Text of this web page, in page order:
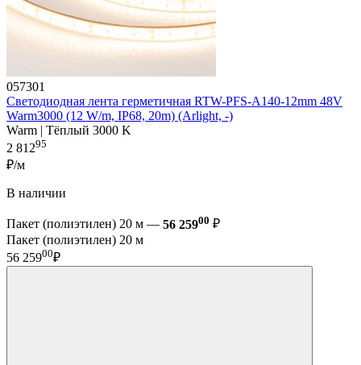
057301
Светодиодная лента герметичная RTW-PFS-A140-12mm 48V
Warm3000 (12 W/m, IP68, 20m) (Arlight, -)
Warm | Тёплый 3000 K
2 81295
₽/м
В наличии
Пакет (полиэтилен) 20 м — 56 25900 ₽
Пакет (полиэтилен) 20 м
56 25900₽